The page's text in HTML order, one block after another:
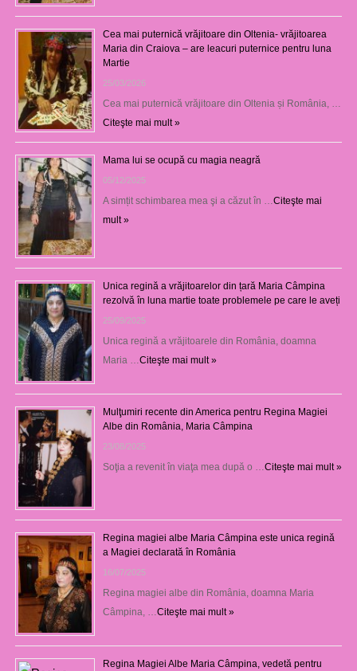
Cea mai puternică vrăjitoare din Oltenia- vrăjitoarea
Maria din Craiova – are leacuri puternice pentru luna
Martie
25/03/2026
Cea mai puternică vrăjitoare din Oltenia și România, …
Citeşte mai mult »
Mama lui se ocupă cu magia neagră
05/12/2025
A simțit schimbarea mea şi a căzut în … Citeşte mai
mult »
Unica regină a vrăjitoarelor din țară Maria Câmpina
rezolvă în luna martie toate problemele pe care le aveți
25/09/2025
Unica regină a vrăjitoarele din România, doamna
Maria … Citeşte mai mult »
Mulţumiri recente din America pentru Regina Magiei
Albe din România, Maria Câmpina
23/08/2025
Soţia a revenit în viaţa mea după o … Citeşte mai mult »
Regina magiei albe Maria Câmpina este unica regină
a Magiei declarată în România
16/07/2025
Regina magiei albe din România, doamna Maria
Câmpina, … Citeşte mai mult »
Regina Magiei Albe Maria Câmpina, vedetă pentru